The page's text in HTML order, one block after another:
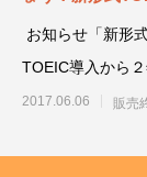
お知らせ「新形
TOEIC導入から
2017.06.06 販売